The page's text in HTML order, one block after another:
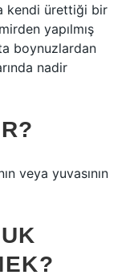
kendi ürettiği bir
yapılmış
boynuzlardan
nadir
veya yuvasının